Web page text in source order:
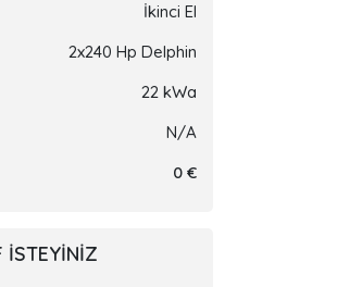
İkinci El
2x240 Hp Delphin
22 kWa
N/A
0 €
ISTEYINIZ